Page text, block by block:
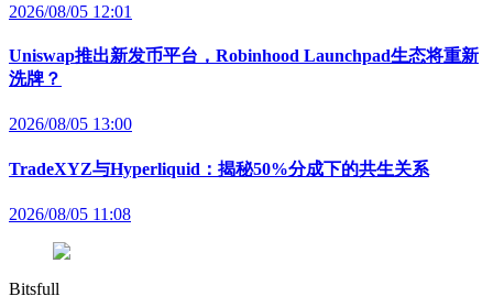
2026/08/05 12:01
Uniswap推出新发币平台，Robinhood Launchpad生态将重新
洗牌？
2026/08/05 13:00
TradeXYZ与Hyperliquid：揭秘50%分成下的共生关系
2026/08/05 11:08
Bitsfull